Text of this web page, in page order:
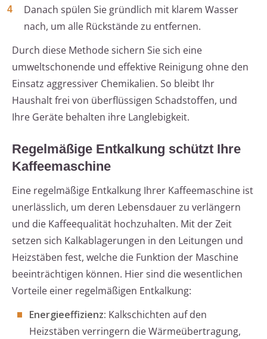
Danach spülen Sie gründlich mit klarem Wasser
nach, um alle Rückstände zu entfernen.
Durch diese Methode sichern Sie sich eine
umweltschonende und effektive Reinigung ohne den
Einsatz aggressiver Chemikalien. So bleibt Ihr
Haushalt frei von überflüssigen Schadstoffen, und
Ihre Geräte behalten ihre Langlebigkeit.
Regelmäßige Entkalkung schützt Ihre
Kaffeemaschine
Eine regelmäßige Entkalkung Ihrer Kaffeemaschine ist
unerlässlich, um deren Lebensdauer zu verlängern
und die Kaffeequalität hochzuhalten. Mit der Zeit
setzen sich Kalkablagerungen in den Leitungen und
Heizstäben fest, welche die Funktion der Maschine
beeinträchtigen können. Hier sind die wesentlichen
Vorteile einer regelmäßigen Entkalkung:
Energieeffizienz: Kalkschichten auf den
Heizstäben verringern die Wärmeübertragung,